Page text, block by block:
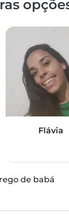
Flávia
de babá